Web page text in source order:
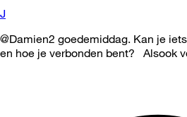
J
@Damien2 goedemiddag. Kan je
en hoe je verbonden bent? Alsook